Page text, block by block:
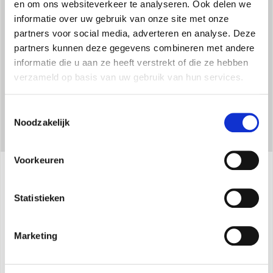
en om ons websiteverkeer te analyseren. Ook delen we
informatie over uw gebruik van onze site met onze
partners voor social media, adverteren en analyse. Deze
partners kunnen deze gegevens combineren met andere
informatie die u aan ze heeft verstrekt of die ze hebben
verzameld op basis van uw gebruik van hun services.
Noodzakelijk
Voorkeuren
Statistieken
Marketing
Het maakt gebruik van het natuurlijke koelmiddel R290, dat
vrijwel geen broeikaseffect kan veroorzaken.
Specificaties
Afkoeling, ontvochtiging en ventilatie